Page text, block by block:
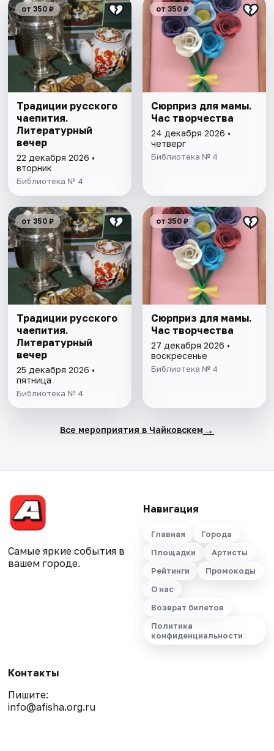
от 350 ₽
Традиции русского
чаепития.
Литературный
вечер
22 декабря 2026 •
вторник
Библиотека № 4
от 350 ₽
Сюрприз для мамы.
Час творчества
24 декабря 2026 •
четверг
Библиотека № 4
от 350 ₽
Традиции русского
чаепития.
Литературный
вечер
25 декабря 2026 •
пятница
Библиотека № 4
от 350 ₽
Сюрприз для мамы.
Час творчества
27 декабря 2026 •
воскресенье
Библиотека № 4
Все мероприятия в Чайковскем →
Самые яркие события в
вашем городе.
Навигация
Главная
Города
Площадки
Артисты
Рейтинги
Промокоды
О нас
Возврат билетов
Политика
конфиденциальности
Контакты
Пишите:
info@afisha.org.ru